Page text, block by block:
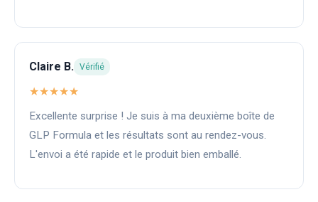
Claire B. Vérifié
★★★★★
Excellente surprise ! Je suis à ma deuxième boîte de
GLP Formula et les résultats sont au rendez-vous.
L'envoi a été rapide et le produit bien emballé.